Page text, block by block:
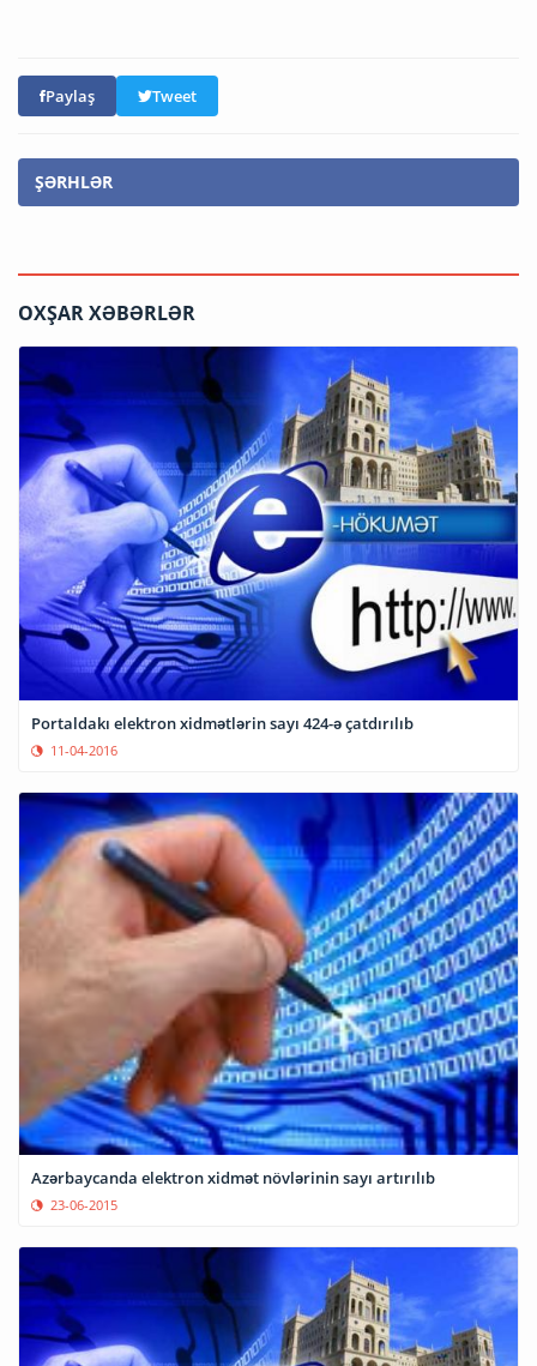
Paylaş Tweet
ŞƏRHLƏR
OXŞAR XƏBƏRLƏR
Portaldakı elektron xidmətlərin sayı 424-ə çatdırılıb
11-04-2016
Azərbaycanda elektron xidmət növlərinin sayı artırılıb
23-06-2015